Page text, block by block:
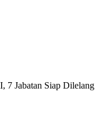
7 Jabatan Siap Dilelang